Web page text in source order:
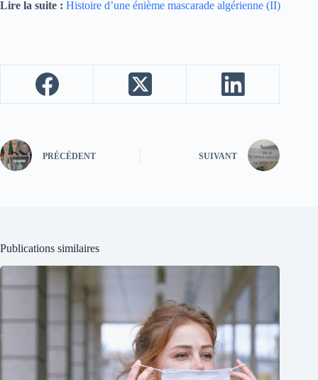
Lire la suite : Histoire d’une énième mascarade algérienne (II)
PRÉCÉDENT SUIVANT
Publications similaires